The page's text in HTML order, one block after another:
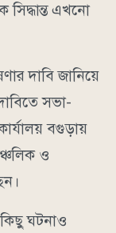
এখনো
দাবি জানিয়ে
সভা-
বগুড়ায়
ও
ঘটনাও